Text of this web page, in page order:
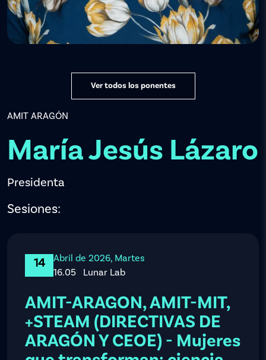
Ver todos los ponentes
AMIT ARAGÓN
María Jesús Lázaro
Presidenta
Sesiones:
14
Abril de 2026, Martes
16.05
Lunar Lab
AMIT-ARAGON, AMIT-MIT,
+STEAM (DIRECTIVAS DE
ARAGÓN Y CEOE) - Mujeres